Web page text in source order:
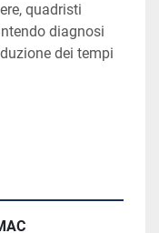
quadristi
diagnosi
dei tempi
macchine
di altri